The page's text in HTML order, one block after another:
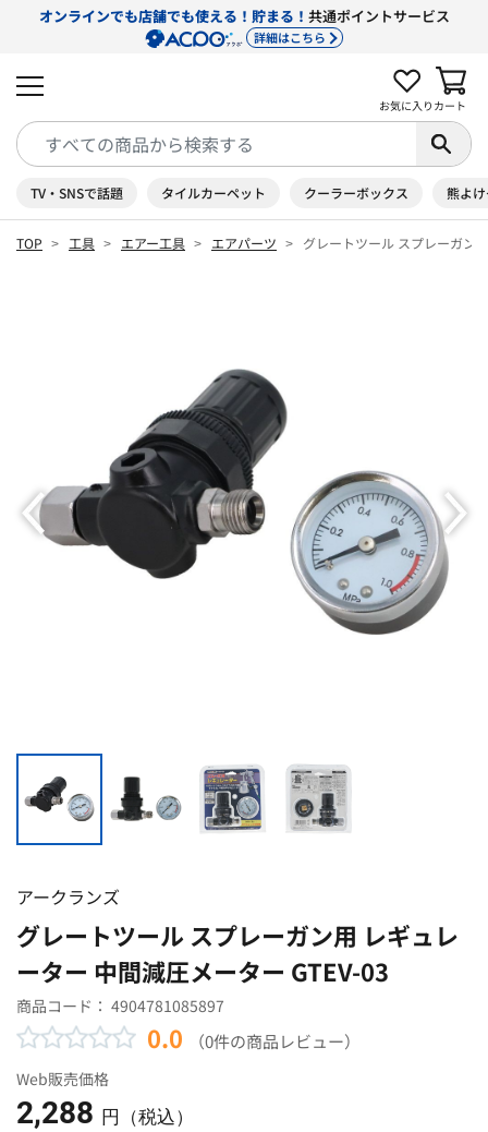
オンラインでも店舗でも使える！貯まる！ 共通ポイントサービス
詳細はこちら
お気に入り カート
TV・SNSで話題 タイルカーペット クーラーボックス 熊よ
TOP 工具 エアー工具 エアパーツ グレートツール スプレーガン
アークランズ
グレートツール スプレーガン用 レギュレ
ーター 中間減圧メーター GTEV-03
商品コード： 4904781085897
0.0 （0件の商品レビュー）
Web販売価格
2,288 円（税込）